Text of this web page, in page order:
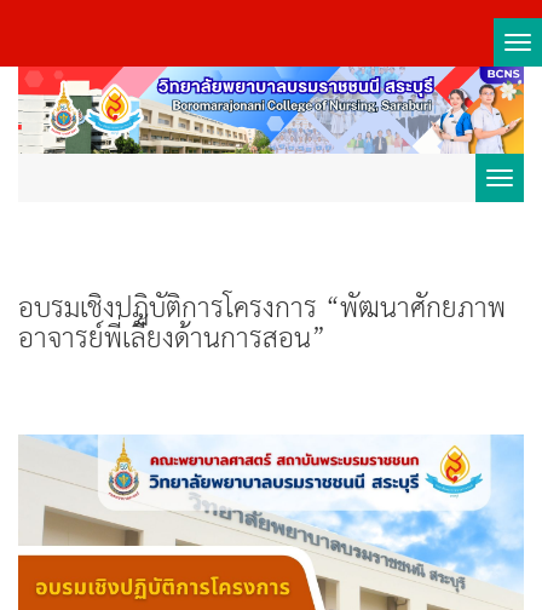
อบรมเชิงปฏิบัติการโครงการ “พัฒนาศักยภาพ
อาจารย์พี่เลี้ยงด้านการสอน”